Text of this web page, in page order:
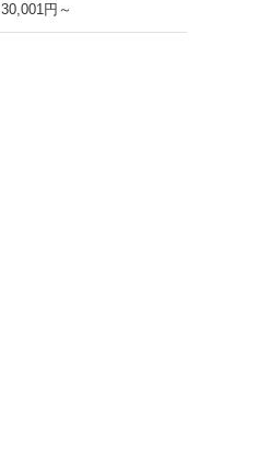
30,001円～